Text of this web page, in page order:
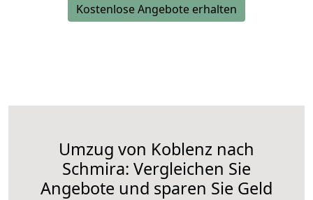
Kostenlose Angebote erhalten
Umzug von Koblenz nach
Schmira: Vergleichen Sie
Angebote und sparen Sie Geld